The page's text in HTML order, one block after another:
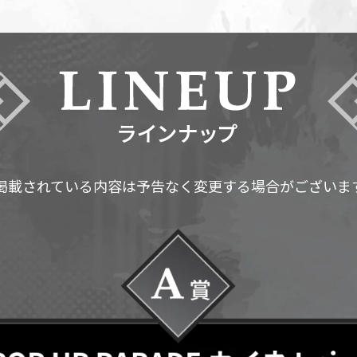
されている内容は予告なく変更する場合がございま